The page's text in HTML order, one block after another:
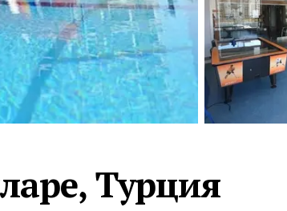
Россия · 2 106
Турция · 2 092
Турция · 1 810
Турция